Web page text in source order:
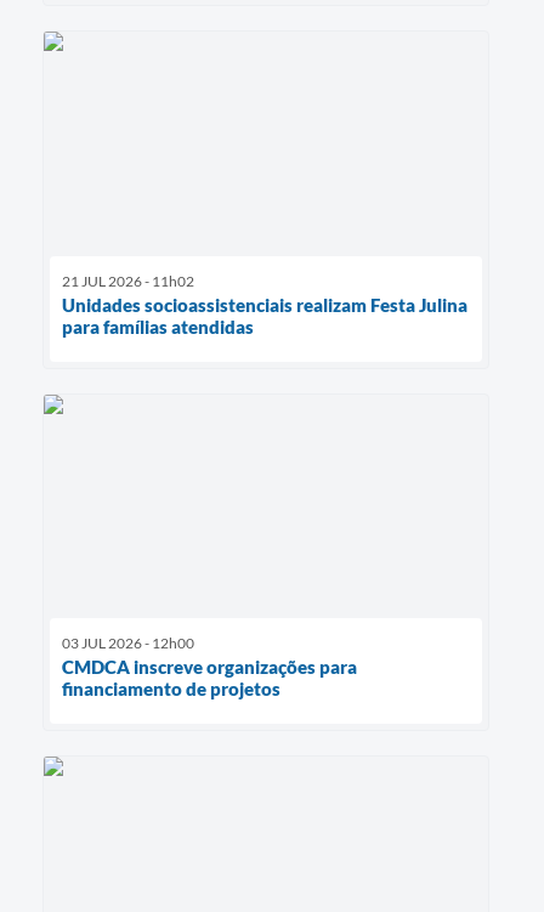
21 JUL 2026 - 11h02
Unidades socioassistenciais realizam Festa Julina
para famílias atendidas
03 JUL 2026 - 12h00
CMDCA inscreve organizações para
financiamento de projetos